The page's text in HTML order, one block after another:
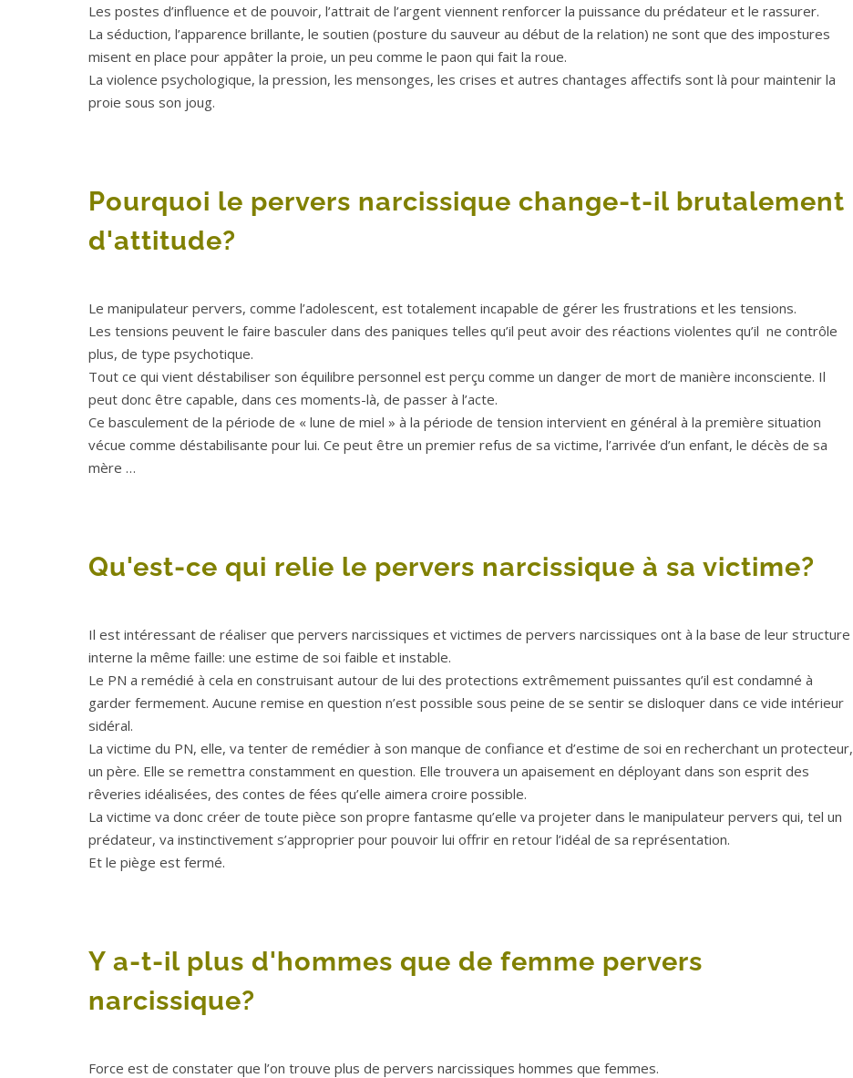
Les postes d’influence et de pouvoir, l’attrait de l’argent viennent renforcer la puissance du prédateur et le rassurer.
La séduction, l’apparence brillante, le soutien (posture du sauveur au début de la relation) ne sont que des impostures
misent en place pour appâter la proie, un peu comme le paon qui fait la roue.
La violence psychologique, la pression, les mensonges, les crises et autres chantages affectifs sont là pour maintenir la
proie sous son joug.
Pourquoi le pervers narcissique change-t-il brutalement
d'attitude?
Le manipulateur pervers, comme l’adolescent, est totalement incapable de gérer les frustrations et les tensions.
Les tensions peuvent le faire basculer dans des paniques telles qu’il peut avoir des réactions violentes qu’il ne contrôle
plus, de type psychotique.
Tout ce qui vient déstabiliser son équilibre personnel est perçu comme un danger de mort de manière inconsciente. Il
peut donc être capable, dans ces moments-là, de passer à l’acte.
Ce basculement de la période de « lune de miel » à la période de tension intervient en général à la première situation
vécue comme déstabilisante pour lui. Ce peut être un premier refus de sa victime, l’arrivée d’un enfant, le décès de sa
mère …
Qu'est-ce qui relie le pervers narcissique à sa victime?
Il est intéressant de réaliser que pervers narcissiques et victimes de pervers narcissiques ont à la base de leur structure
interne la même faille: une estime de soi faible et instable.
Le PN a remédié à cela en construisant autour de lui des protections extrêmement puissantes qu’il est condamné à
garder fermement. Aucune remise en question n’est possible sous peine de se sentir se disloquer dans ce vide intérieur
sidéral.
La victime du PN, elle, va tenter de remédier à son manque de confiance et d’estime de soi en recherchant un protecteur,
un père. Elle se remettra constamment en question. Elle trouvera un apaisement en déployant dans son esprit des
rêveries idéalisées, des contes de fées qu’elle aimera croire possible.
La victime va donc créer de toute pièce son propre fantasme qu’elle va projeter dans le manipulateur pervers qui, tel un
prédateur, va instinctivement s’approprier pour pouvoir lui offrir en retour l’idéal de sa représentation.
Et le piège est fermé.
Y a-t-il plus d'hommes que de femme pervers
narcissique?
Force est de constater que l’on trouve plus de pervers narcissiques hommes que femmes.